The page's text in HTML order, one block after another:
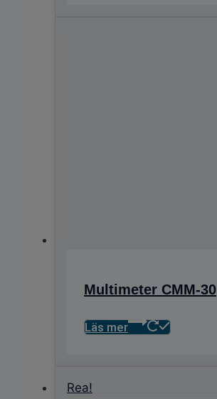
Multimeter CMM-30
Läs mer
Rea!